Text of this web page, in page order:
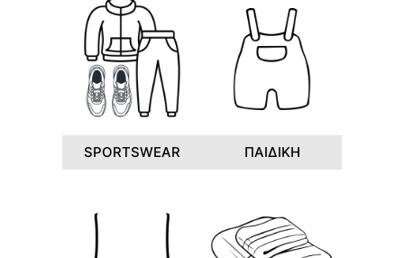
SPORTSWEAR ΠΑΙΔΙΚΗ